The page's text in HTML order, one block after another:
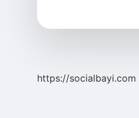
https://socialbayi.com